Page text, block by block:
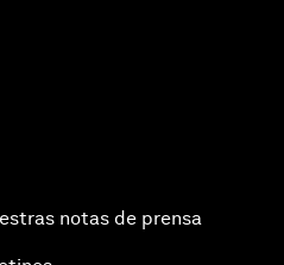
notas de prensa